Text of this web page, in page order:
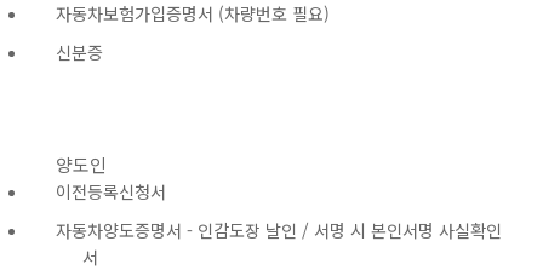
자동차보험가입증명서 (차량번호 필요)
신분증
양도인
이전등록신청서
자동차양도증명서 - 인감도장 날인 / 서명 시 본인서명 사실확인
서